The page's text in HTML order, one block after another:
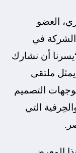
العضو
في
أن نشارك
ملتقى
التصميم
التي